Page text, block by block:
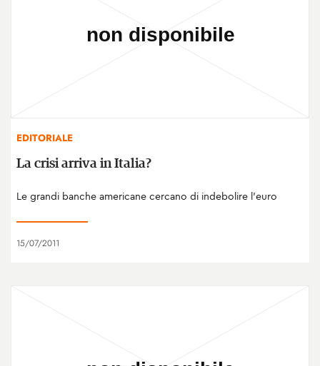
EDITORIALE
La crisi arriva in Italia?
Le grandi banche americane cercano di indebolire l’euro
15/07/2011